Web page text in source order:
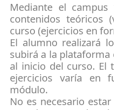
Mediante el
contenidos teóricos
curso (ejercicios en
El alumno realizará
subirá a la
al inicio del curso. El
ejercicios varía en
módulo.
No es necesario